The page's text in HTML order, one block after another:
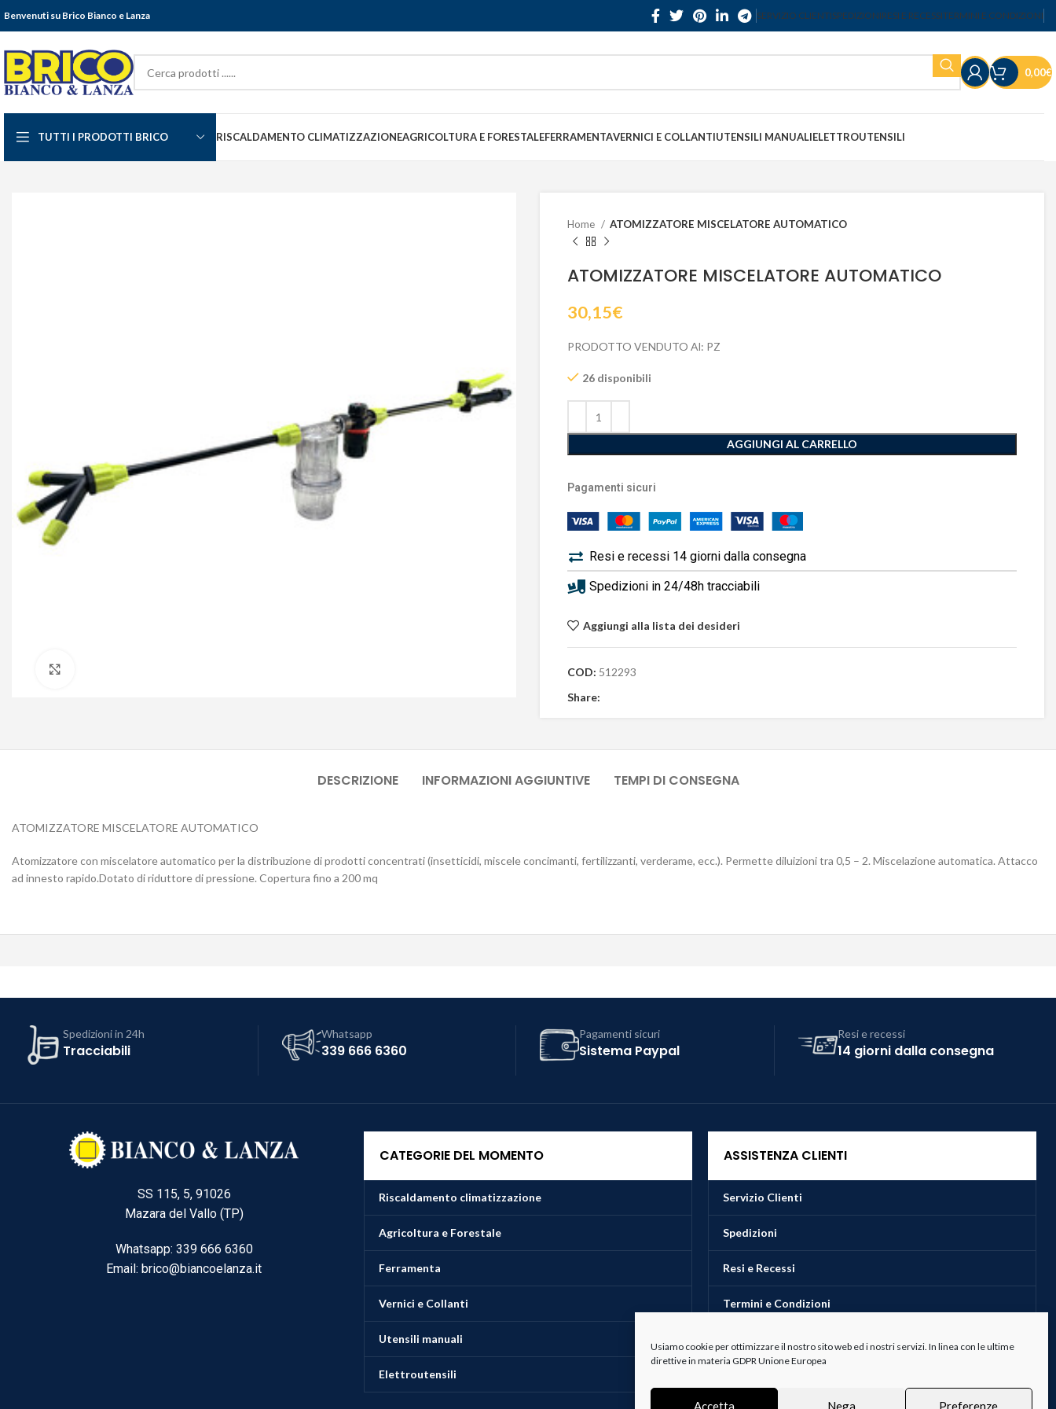
Usiamo cookie per ottimizzare il nostro sito web ed i nostri servizi. In linea con le ultime
direttive in materia GDPR Unione Europea
Accetta Nega Preferenze
Benvenuti su Brico Bianco e Lanza SERVIZIO CLIENTISPEDIZIONIRESI E RECESSITERMINI E CONDIZIONI
0,00€
TUTTI I PRODOTTI BRICO RISCALDAMENTO CLIMATIZZAZIONEAGRICOLTURA E FORESTALEFERRAMENTAVERNICI E COLLANTIUTENSILI MANUALIELETTROUTENSILI
Home ATOMIZZATORE MISCELATORE AUTOMATICO
ATOMIZZATORE MISCELATORE AUTOMATICO
30,15€
PRODOTTO VENDUTO Al: PZ
26 disponibili
AGGIUNGI AL CARRELLO
Pagamenti sicuri
Resi e recessi 14 giorni dalla consegna
Spedizioni in 24/48h tracciabili
Aggiungi alla lista dei desideri
COD: 512293
Share:
DESCRIZIONE INFORMAZIONI AGGIUNTIVE TEMPI DI CONSEGNA
ATOMIZZATORE MISCELATORE AUTOMATICO
Atomizzatore con miscelatore automatico per la distribuzione di prodotti concentrati (insetticidi, miscele concimanti, fertilizzanti, verderame, ecc.). Permette diluizioni tra 0,5 – 2. Miscelazione automatica. Attacco
ad innesto rapido.Dotato di riduttore di pressione. Copertura fino a 200 mq
Spedizioni in 24h
Tracciabili
Whatsapp
339 666 6360
Pagamenti sicuri
Sistema Paypal
Resi e recessi
14 giorni dalla consegna
SS 115, 5, 91026
Mazara del Vallo (TP)
Whatsapp: 339 666 6360
Email: brico@biancoelanza.it
CATEGORIE DEL MOMENTO
Riscaldamento climatizzazione
Agricoltura e Forestale
Ferramenta
Vernici e Collanti
Utensili manuali
Elettroutensili
ASSISTENZA CLIENTI
Servizio Clienti
Spedizioni
Resi e Recessi
Termini e Condizioni